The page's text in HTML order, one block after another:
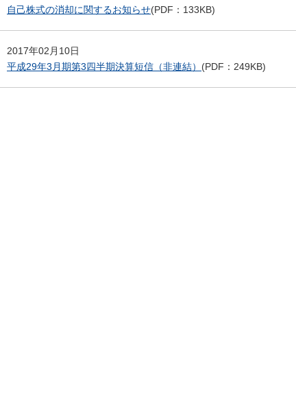
自己株式の消却に関するお知らせ(PDF：133KB)
2017年02月10日
平成29年3月期第3四半期決算短信（非連結） (PDF：249KB)